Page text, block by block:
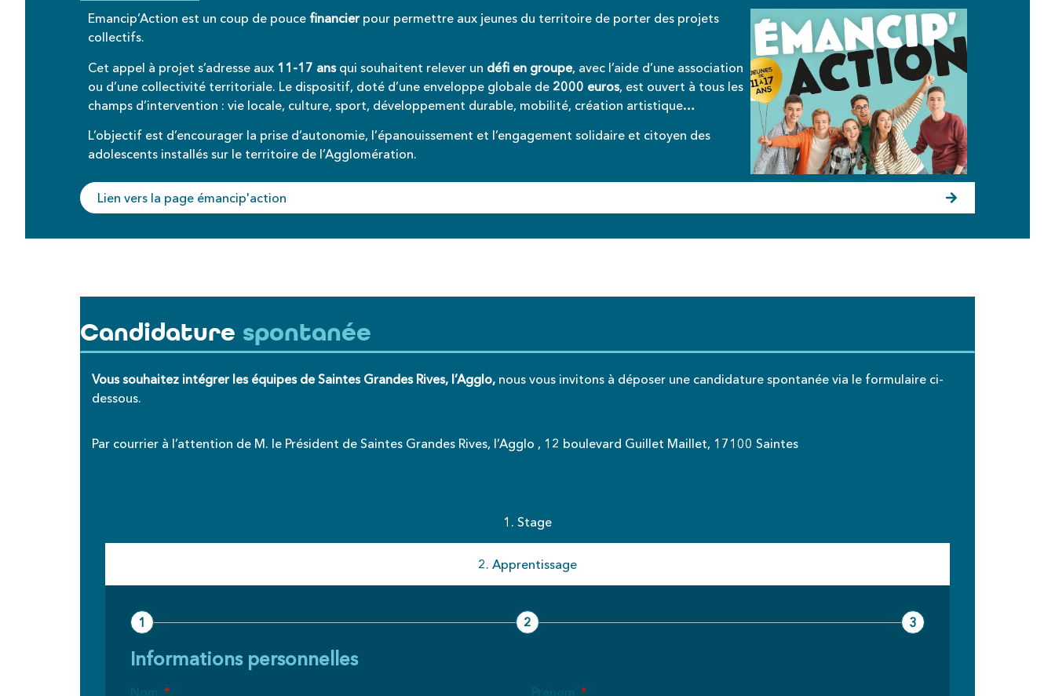
Emancip’Action est un coup de pouce financierpour permettre aux jeunes du territoire de porter des projets
collectifs.
Cet appel à projet s’adresse aux 11-17 ansqui souhaitent relever un défi en groupe, avec l’aide d’une association
ou d’une collectivité territoriale. Le dispositif, doté d’une enveloppe globale de 2000 euros, est ouvert à tous les
champs d’intervention : vie locale, culture, sport, développement durable, mobilité, création artistique…
L’objectif est d’encourager la prise d’autonomie, l’épanouissement et l’engagement solidaire et citoyen des
adolescents installés sur le territoire de l’Agglomération.
Lien vers la page émancip'action
Candidature spontanée
Vous souhaitez intégrer les équipes de Saintes Grandes Rives, l’Agglo, nous vous invitons à déposer une candidature spontanée via le formulaire ci-
dessous.
Par courrier à l’attention de M. le Président de Saintes Grandes Rives, l’Agglo , 12 boulevard Guillet Maillet, 17100 Saintes
1. Stage
2. Apprentissage
1 2 3
Informations personnelles
Nom Prénom